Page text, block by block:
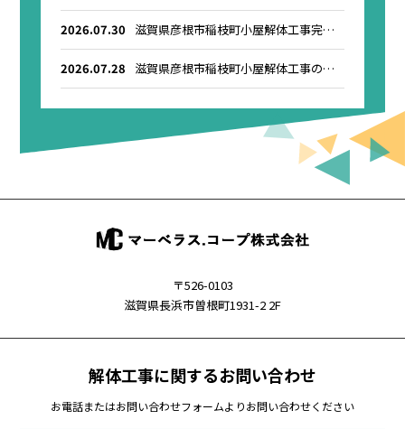
お知らせ
2026.07.30
滋賀県彦根市稲枝町小屋解体工事完了
のお知らせ
2026.07.28
滋賀県彦根市稲枝町小屋解体工事のお
知らせ
〒526-0103
滋賀県長浜市曽根町1931-2 2F
解体工事に関するお問い合わせ
お電話またはお問い合わせフォームよりお問い合わせください